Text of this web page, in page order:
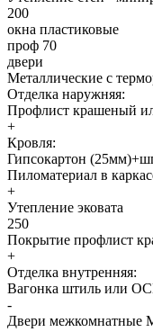
200
окна пластиковые
проф 70
двери
Металлические с
Отделка наружняя:
Профлист крашеный
+
Кровля:
Гипсокартон
Пиломатериал в
+
Утепление эковата
250
Покрытие профлист
+
Отделка внутренняя:
Вагонка штиль или
-
Двери